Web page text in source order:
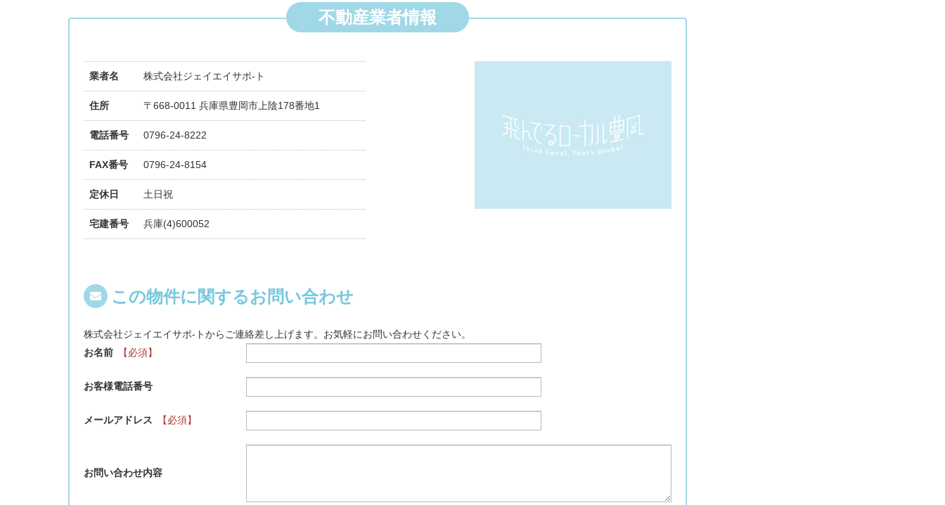
不動産業者情報
業者名 株式会社ジェイエイサポ-ト
住所 〒668-0011 兵庫県豊岡市上陰178番地1
電話番号 0796-24-8222
FAX番号 0796-24-8154
定休日 土日祝
宅建番号 兵庫(4)600052
この物件に関するお問い合わせ
株式会社ジェイエイサポ-トからご連絡差し上げます。お気軽にお問い合わせください。
お名前
【必須】
お客様電話番号
メールアドレス 【必須】
お問い合わせ内容